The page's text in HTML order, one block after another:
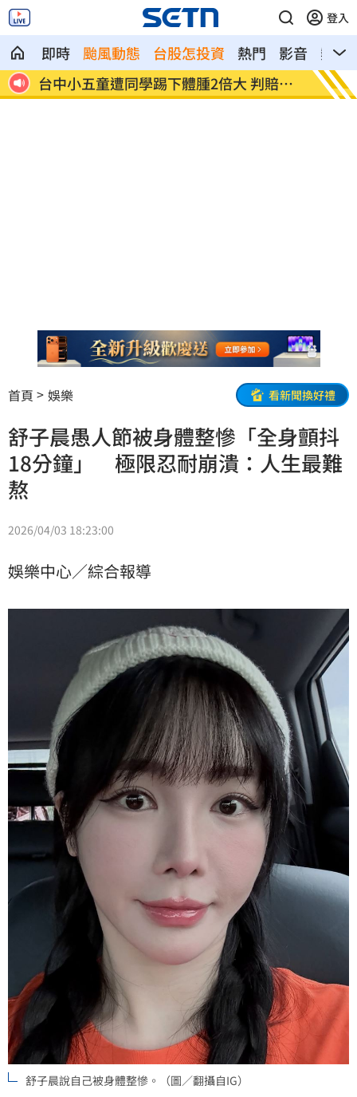
登入
即時 颱風動態 台股怎投資 熱門 影音
熱搜
金
粉絲輕生後首露面！西村力演唱會狀態超
好
阿信
目
首頁 娛樂 看新聞換好禮
舒子晨愚人節被身體整慘「全身顫抖
18分鐘」 極限忍耐崩潰：人生最難
熬
2026/04/03 18:23:00
娛樂中心／綜合報導
舒子晨說自己被身體整慘。（圖／翻攝自IG）